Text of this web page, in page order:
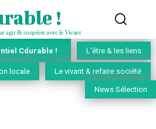
!
agir & coopérer avec le Vivant
Cdurable ! L'être & les liens
locale Le vivant & refaire société
News Sélection